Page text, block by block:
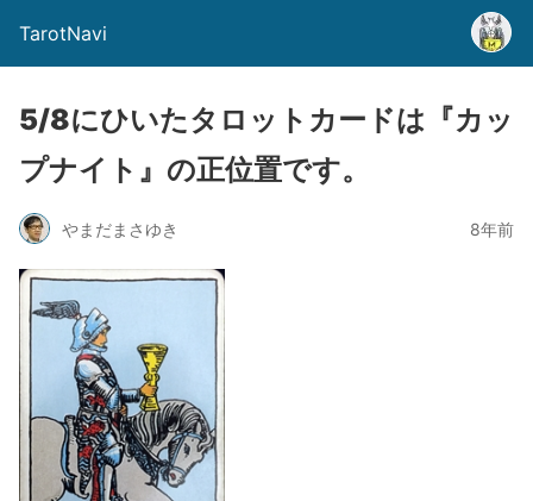
TarotNavi
5/8にひいたタロットカードは『カッ
プナイト』の正位置です。
やまだまさゆき 8年前